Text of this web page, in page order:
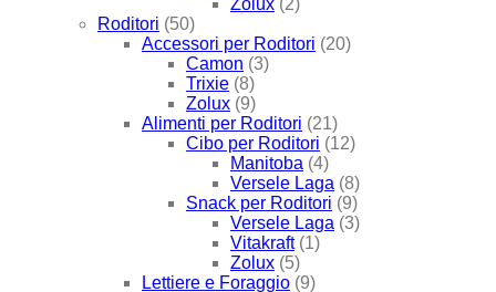
Zolux (2)
Roditori (50)
Accessori per Roditori (20)
Camon (3)
Trixie (8)
Zolux (9)
Alimenti per Roditori (21)
Cibo per Roditori (12)
Manitoba (4)
Versele Laga (8)
Snack per Roditori (9)
Versele Laga (3)
Vitakraft (1)
Zolux (5)
Lettiere e Foraggio (9)